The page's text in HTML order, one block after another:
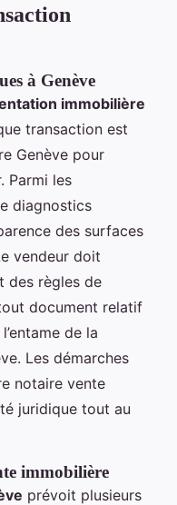
à Genève
immobilière
transaction est
Genève pour
Parmi les
diagnostics
des surfaces
vendeur doit
des règles de
document relatif
de la
Les démarches
notaire vente
juridique tout au
immobilière
prévoit plusieurs